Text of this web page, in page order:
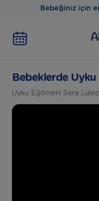
Bebeğiniz için
Bebeklerde Uyku
Uyku Eğitmeni Sera